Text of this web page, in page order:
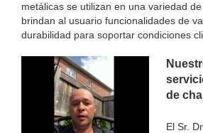
metálicas se utilizan en una variedad
brindan al usuario funcionalidades de
durabilidad para soportar condiciones
de
El Sr.